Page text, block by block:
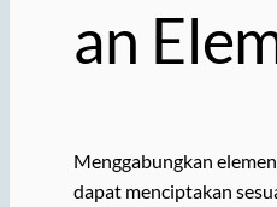
an
Menggabungkan
dapat menciptakan